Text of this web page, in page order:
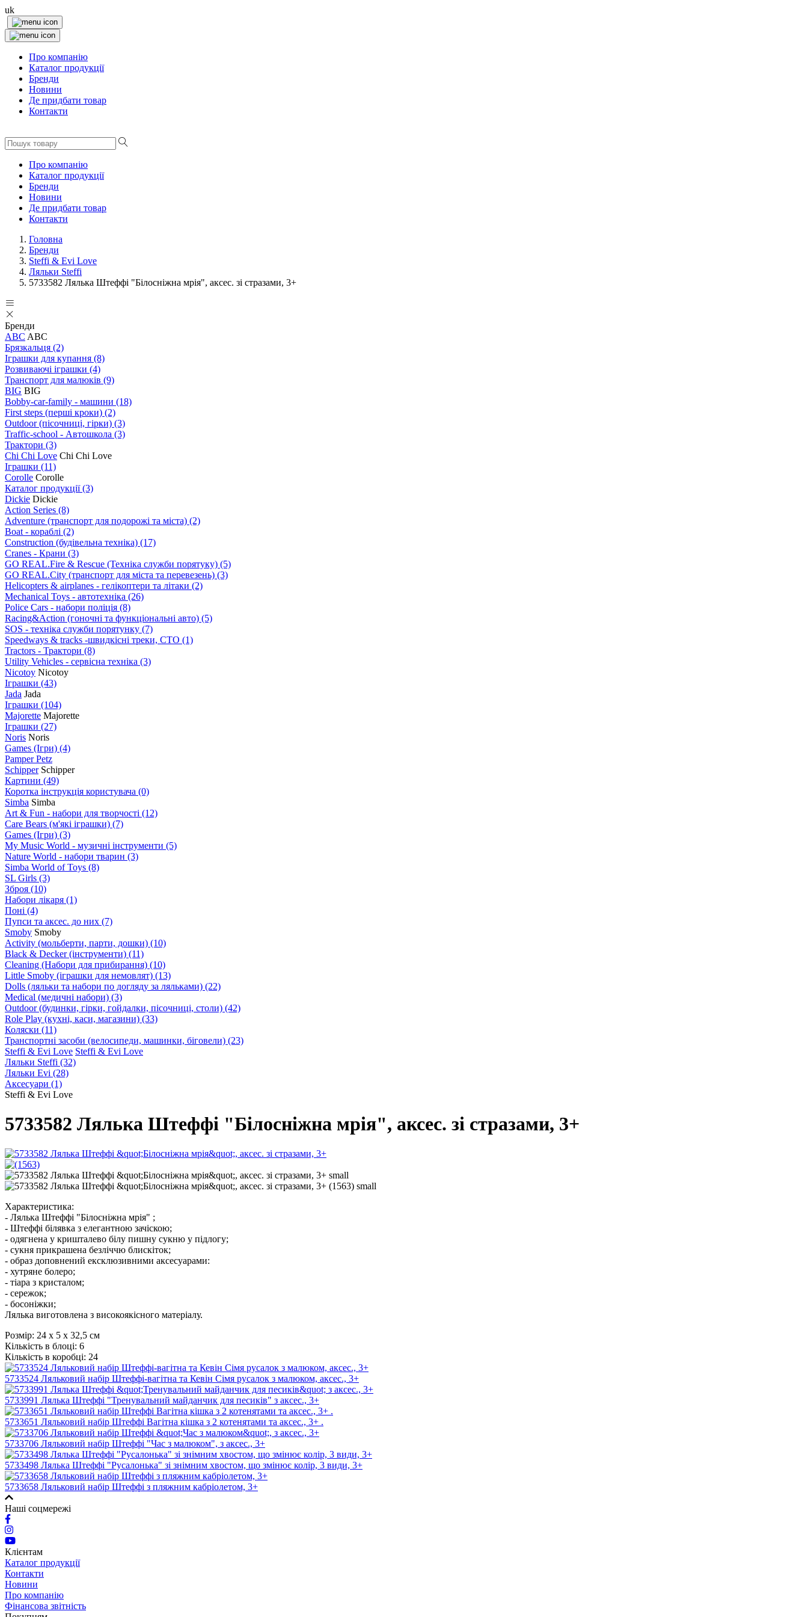
uk
Про компанію
Каталог продукції
Бренди
Новини
Де придбати товар
Контакти
Про компанію
Каталог продукції
Бренди
Новини
Де придбати товар
Контакти
Головна
Бренди
Steffi & Evi Love
Ляльки Steffi
5733582 Лялька Штеффі "Білосніжна мрія", аксес. зі стразами, 3+
Бренди
ABC ABC
Брязкальця (2)
Іграшки для купання (8)
Розвиваючі іграшки (4)
Транспорт для малюків (9)
BIG BIG
Bobby-car-family - машини (18)
First steps (перші кроки) (2)
Outdoor (пісочниці, гірки) (3)
Traffic-school - Автошкола (3)
Трактори (3)
Chi Chi Love Chi Chi Love
Іграшки (11)
Corolle Corolle
Каталог продукції(3)
Dickie Dickie
Action Series (8)
Adventure (транспорт для подорожі та міста) (2)
Boat - кораблі (2)
Construction (будівельна техніка) (17)
Cranes - Крани (3)
GO REAL.Fire & Rescue (Техніка служби порятуку) (5)
GO REAL.City (транспорт для міста та перевезень) (3)
Helicopters & airplanes - гелікоптери та літаки (2)
Mechanical Toys - автотехніка (26)
Police Cars - набори поліція (8)
Racing&Action (гоночні та функціональні авто) (5)
SOS - техніка служби порятунку (7)
Speedways & tracks -швидкісні треки, СТО (1)
Tractors - Трактори (8)
Utility Vehicles - сервісна техніка (3)
Nicotoy Nicotoy
Іграшки (43)
Jada Jada
Іграшки (104)
Majorette Majorette
Іграшки (27)
Noris Noris
Games (Ігри) (4)
Pamper Petz
Schipper Schipper
Картини (49)
Коротка інструкція користувача (0)
Simba Simba
Art & Fun - набори для творчості (12)
Care Bears (м'які іграшки) (7)
Games (Ігри) (3)
My Music World - музичні інструменти (5)
Nature World - набори тварин (3)
Simba World of Toys (8)
SL Girls (3)
Зброя (10)
Набори лікаря (1)
Поні (4)
Пупси та аксес. до них (7)
Smoby Smoby
Аctivity (мольберти, парти, дошки) (10)
Black & Decker (інструменти) (11)
Cleaning (Набори для прибирання) (10)
Little Smoby (іграшки для немовлят) (13)
Dolls (ляльки та набори по догляду за ляльками) (22)
Medical (медичні набори) (3)
Outdoor (будинки, гірки, гойдалки, пісочниці, столи) (42)
Role Play (кухні, каси, магазини) (33)
Коляски (11)
Транспортні засоби (велосипеди, машинки, біговели) (23)
Steffi & Evi Love Steffi & Evi Love
Ляльки Steffi (32)
Ляльки Evi (28)
Аксесуари (1)
Steffi & Evi Love
5733582 Лялька Штеффі "Білосніжна мрія", аксес. зі стразами, 3+
Характеристика:
- Лялька Штеффі "Білосніжна мрія" ;
- Штеффі білявка з елегантною зачіскою;
- одягнена у кришталево білу пишну сукню у підлогу;
- сукня прикрашена безліччю блискіток;
- образ доповнений ексклюзивними аксесуарами:
- хутряне болеро;
- тіара з кристалом;
- сережок;
- босоніжки;
Лялька виготовлена з високоякісного матеріалу.
Розмір: 24 х 5 х 32,5 см
Кількість в блоці: 6
Кількість в коробці: 24
5733524 Ляльковий набір Штеффі-вагітна та Кевін Сімя русалок з малюком, аксес., 3+
5733991 Лялька Штеффі "Тренувальний майданчик для песиків" з аксес., 3+
5733651 Ляльковий набір Штеффі Вагітна кішка з 2 котенятами та аксес., 3+ .
5733706 Ляльковий набір Штеффі "Час з малюком", з аксес., 3+
5733498 Лялька Штеффі "Русалонька" зі знімним хвостом, що змінює колір, 3 види, 3+
5733658 Ляльковий набір Штеффі з пляжним кабріолетом, 3+
Наші соцмережі
Клієнтам
Каталог продукції
Контакти
Новини
Про компанію
Фінансова звітність